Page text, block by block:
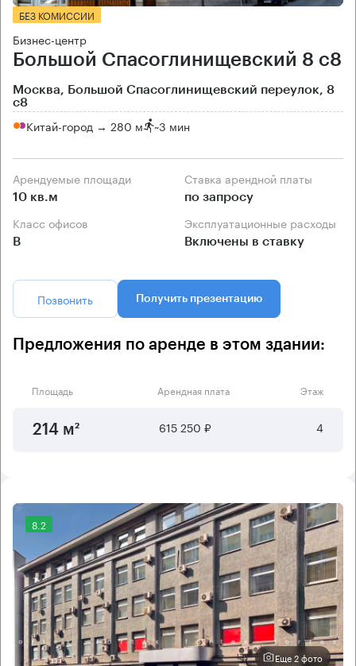
БЕЗ КОМИССИИ
Бизнес-центр
Большой Спасоглинищевский 8 с8
Москва, Большой Спасоглинищевский переулок, 8
с8
Китай-город → 280 м ~3 мин
Арендуемые площади
10 кв.м
Ставка арендной платы
по запросу
Класс офисов
B
Эксплуатационные расходы
Включены в ставку
Позвонить Получить презентацию
Предложения по аренде в этом здании:
Площадь Арендная плата Этаж
214 м² 615 250 ₽ 4
8.2
Еще 2 фото